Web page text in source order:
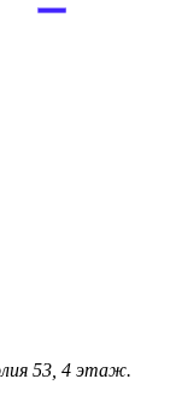
53, 4 этаж.